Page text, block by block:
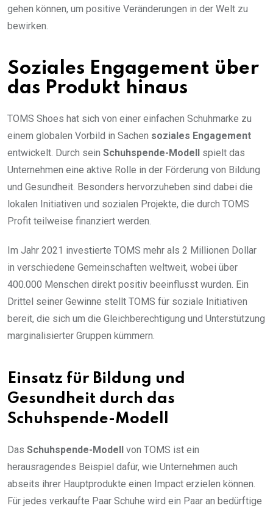
gehen können, um positive Veränderungen in der Welt zu
bewirken.
Soziales Engagement über
das Produkt hinaus
TOMS Shoes hat sich von einer einfachen Schuhmarke zu
einem globalen Vorbild in Sachen soziales Engagement
entwickelt. Durch sein Schuhspende-Modell spielt das
Unternehmen eine aktive Rolle in der Förderung von Bildung
und Gesundheit. Besonders hervorzuheben sind dabei die
lokalen Initiativen und sozialen Projekte, die durch TOMS
Profit teilweise finanziert werden.
Im Jahr 2021 investierte TOMS mehr als 2 Millionen Dollar
in verschiedene Gemeinschaften weltweit, wobei über
400.000 Menschen direkt positiv beeinflusst wurden. Ein
Drittel seiner Gewinne stellt TOMS für soziale Initiativen
bereit, die sich um die Gleichberechtigung und Unterstützung
marginalisierter Gruppen kümmern.
Einsatz für Bildung und
Gesundheit durch das
Schuhspende-Modell
Das Schuhspende-Modell von TOMS ist ein
herausragendes Beispiel dafür, wie Unternehmen auch
abseits ihrer Hauptprodukte einen Impact erzielen können.
Für jedes verkaufte Paar Schuhe wird ein Paar an bedürftige